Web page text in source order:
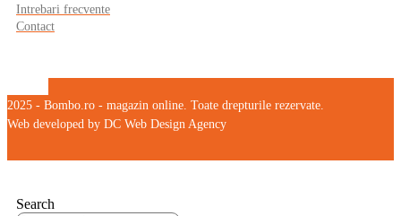
Intrebari frecvente
Contact
2025 - Bombo.ro - magazin online. Toate drepturile rezervate.
Web developed by DC Web Design Agency
Search